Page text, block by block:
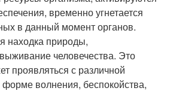
временно угнетается
в данный момент органов.
находка природы,
человечества. Это
проявляться с различной
волнения, беспокойства,